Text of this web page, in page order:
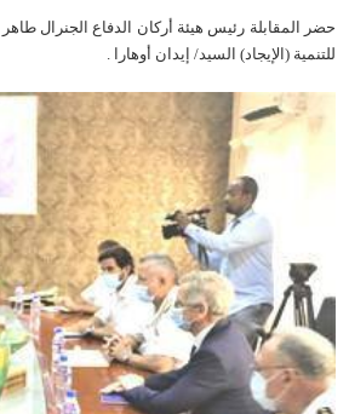
حضر المقابلة رئيس هيئة أركان الدفاع الجنرال
للتنمية (الإيجاد) السيد/ إيدان أوهارا .